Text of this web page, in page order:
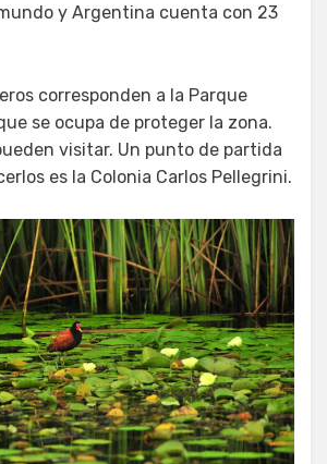
y Argentina cuenta con 23
corresponden a la Parque
se ocupa de proteger la zona.
visitar. Un punto de partida
es la Colonia Carlos Pellegrini.